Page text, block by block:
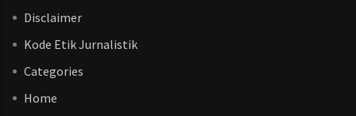
Disclaimer
Kode Etik Jurnalistik
Categories
Home